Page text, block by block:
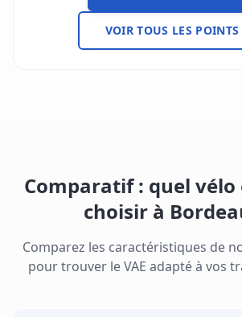
VOIR TOUS LES POINTS
Comparatif : quel
choisir à
Comparez les caractéristiques de
pour trouver le VAE adapté à vos